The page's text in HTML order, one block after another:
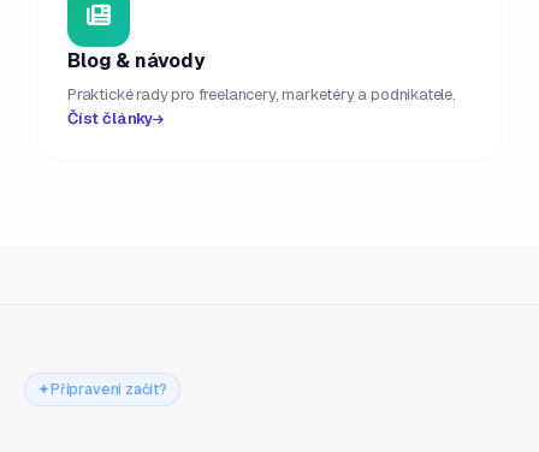
Blog & návody
Praktické rady pro freelancery, marketéry a podnikatele.
Číst články
Připraveni začít?